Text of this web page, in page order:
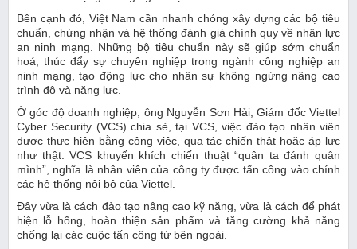
Bên cạnh đó, Việt Nam cần nhanh chóng xây dựng các bộ tiêu
chuẩn, chứng nhận và hệ thống đánh giá chính quy về nhân lực
an ninh mạng. Những bộ tiêu chuẩn này sẽ giúp sớm chuẩn
hoá, thúc đẩy sự chuyên nghiệp trong ngành công nghiệp an
ninh mạng, tạo động lực cho nhân sự không ngừng nâng cao
trình độ và năng lực.
Ở góc độ doanh nghiệp, ông Nguyễn Sơn Hải, Giám đốc Viettel
Cyber Security (VCS) chia sẻ, tại VCS, việc đào tạo nhân viên
được thực hiện bằng công việc, qua tác chiến thật hoặc áp lực
như thật. VCS khuyến khích chiến thuật “quân ta đánh quân
mình”, nghĩa là nhân viên của công ty được tấn công vào chính
các hệ thống nội bộ của Viettel.
Đây vừa là cách đào tạo nâng cao kỹ năng, vừa là cách để phát
hiện lỗ hổng, hoàn thiện sản phẩm và tăng cường khả năng
chống lại các cuộc tấn công từ bên ngoài.